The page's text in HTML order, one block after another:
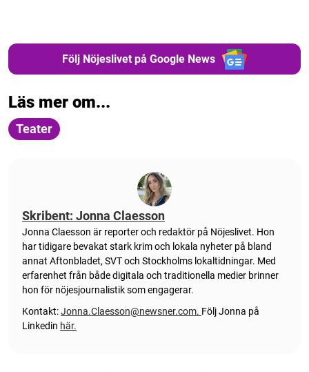
Följ Nöjeslivet på Google News
Läs mer om...
Teater
Skribent: Jonna Claesson
Jonna Claesson är reporter och redaktör på Nöjeslivet. Hon
har tidigare bevakat stark krim och lokala nyheter på bland
annat Aftonbladet, SVT och Stockholms lokaltidningar. Med
erfarenhet från både digitala och traditionella medier brinner
hon för nöjesjournalistik som engagerar.
Kontakt:Jonna.Claesson@newsner.com. Följ Jonna på
Linkedin här.